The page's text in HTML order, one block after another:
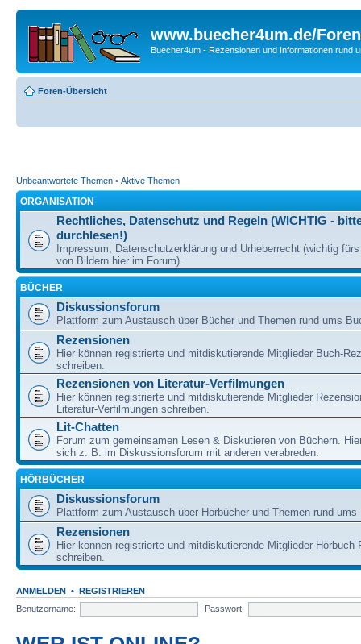
www.buecher4um.de/Foren
Buecher4um - Rezensionen und Informationen rund
Foren-Übersicht
Unbeantwortete Themen • Aktive Themen
ORGANISATION
Rechtliches, Datenschutz und Regeln (WICHTIG -
durchlesen!)
Impressum, Datenschutzerklärung und Urheberrecht (wichtig
von Bildern hier im Forum).
BÜCHER
Diskussionsforum
Plattform zum Austausch über Bücher und Themen rund ums
Rezensionen
Hier können registrierte und mitdiskutierende Mitglieder Buch-
schreiben.
Rezensionen von Literatur-Verfilmungen
Hier können registrierte und mitdiskutierende Mitglieder
Literatur-Verfilmungen schreiben.
Lit-Chatten
Forum zum gemeinsamen Lesen & Diskutieren von Büchern.
sich z. B. im Diskussionsforum mit anderen verabreden.
HÖRBÜCHER
Diskussionsforum
Plattform zum Austausch über Hörbücher und Themen rund ums
Rezensionen
Hier können registrierte und mitdiskutierende Mitglieder Hörbuch-
schreiben.
ANMELDEN • REGISTRIEREN
Benutzername:
Passwort: